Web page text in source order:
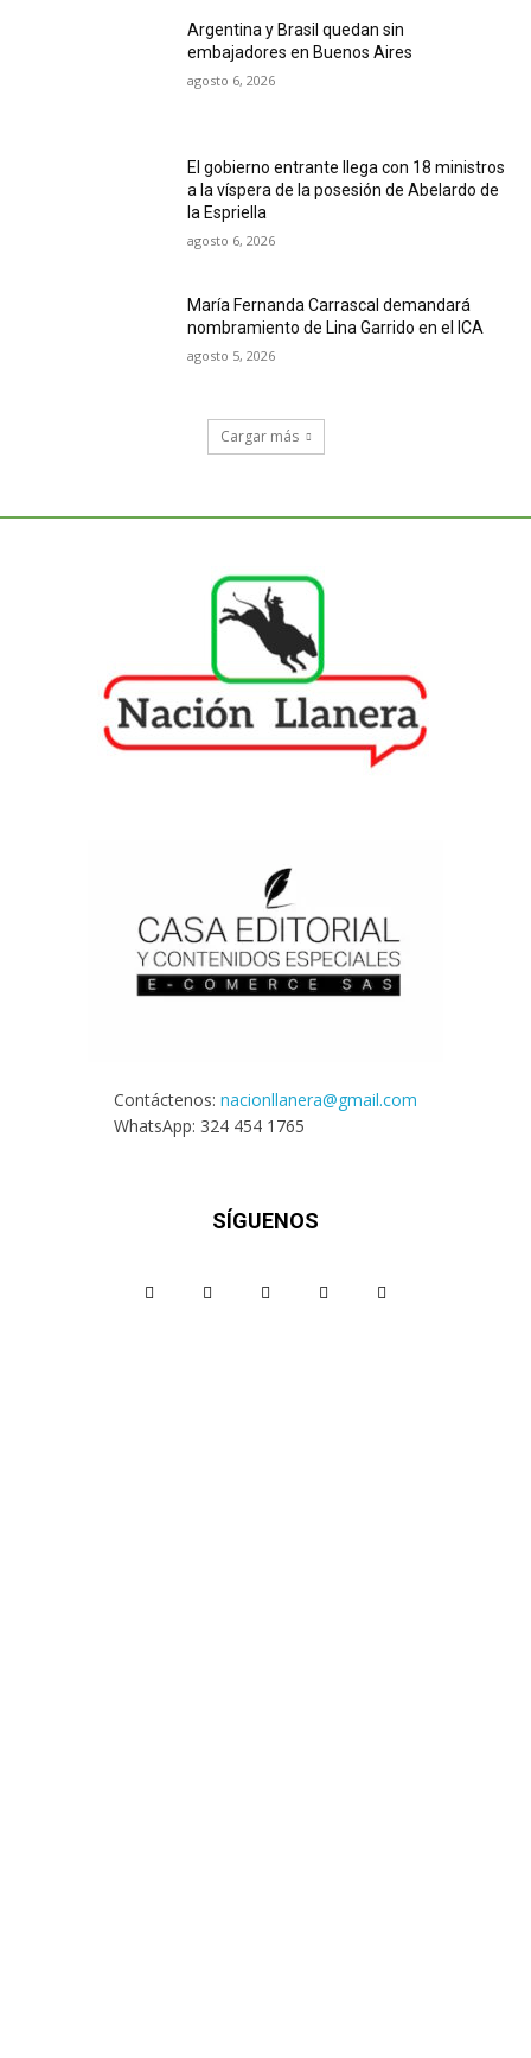
Argentina y Brasil quedan sin
embajadores en Buenos Aires
agosto 6, 2026
El gobierno entrante llega con 18 ministros
a la víspera de la posesión de Abelardo de
la Espriella
agosto 6, 2026
María Fernanda Carrascal demandará
nombramiento de Lina Garrido en el ICA
agosto 5, 2026
Cargar más
Contáctenos: nacionllanera@gmail.com
WhatsApp: 324 454 1765
SÍGUENOS